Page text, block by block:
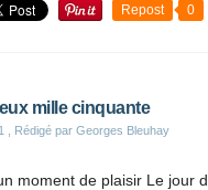
Repost 0
mille cinquante
, Rédigé par Georges Bleuhay
moment de plaisir Le jour